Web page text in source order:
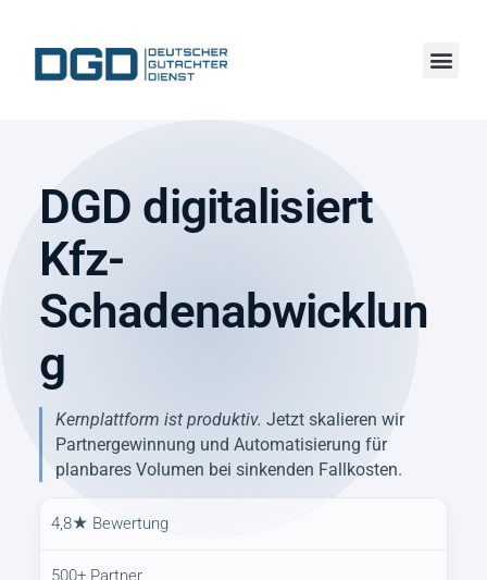
DGD digitalisiert
Kfz-
Schadenabwicklun
g
Kernplattform ist produktiv. Jetzt skalieren wir
Partnergewinnung und Automatisierung für
planbares Volumen bei sinkenden Fallkosten.
4,8★ Bewertung
500+ Partner